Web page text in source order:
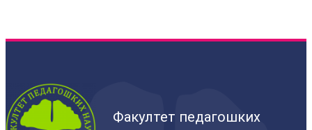
Факултет педагошких